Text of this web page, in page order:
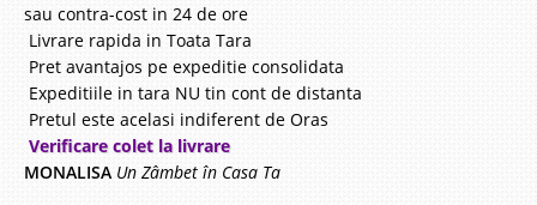
sau contra-cost in 24 de ore
Livrare rapida in Toata Tara
Pret avantajos pe expeditie consolidata
Expeditiile in tara NU tin cont de distanta
Pretul este acelasi indiferent de Oras
Verificare colet la livrare
MONALISA Un Zâmbet în Casa Ta